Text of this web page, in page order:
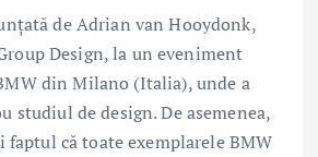
de Adrian van Hooydonk,
Design, la un eveniment
din Milano (Italia), unde a
studiul de design. De asemenea,
faptul că toate exemplarele BMW